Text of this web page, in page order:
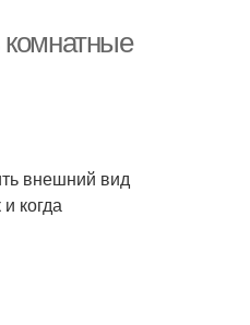
комнатные
внешний вид
когда